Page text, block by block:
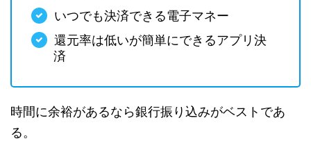
いつでも決済できる電子マネー
還元率は低いが簡単にできるアプリ決
済
時間に余裕があるなら銀行振り込みがベストであ
る。